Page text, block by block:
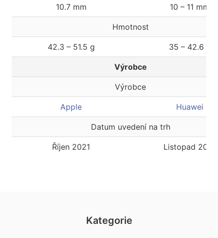
10.7 mm 10 – 11 mm
Hmotnost
42.3 – 51.5 g 35 – 42.6 g
Výrobce
Výrobce
Apple Huawei
Datum uvedení na trh
Říjen 2021 Listopad 2021
Kategorie